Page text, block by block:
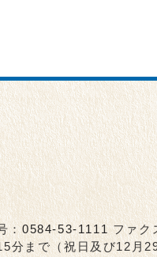
：0584-53-1111ファク
分まで（祝日及び12月